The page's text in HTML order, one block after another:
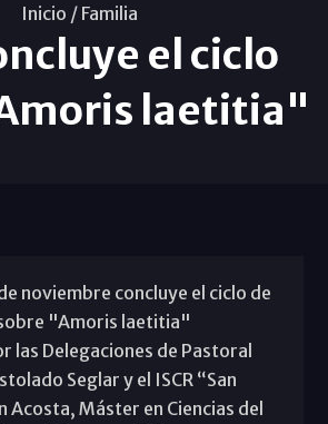
Inicio / Familia
el ciclo
laetitia"
noviembre concluye el ciclo de
"Amoris laetitia"
las Delegaciones de Pastoral
Seglar y el ISCR “San
Acosta, Máster en Ciencias del